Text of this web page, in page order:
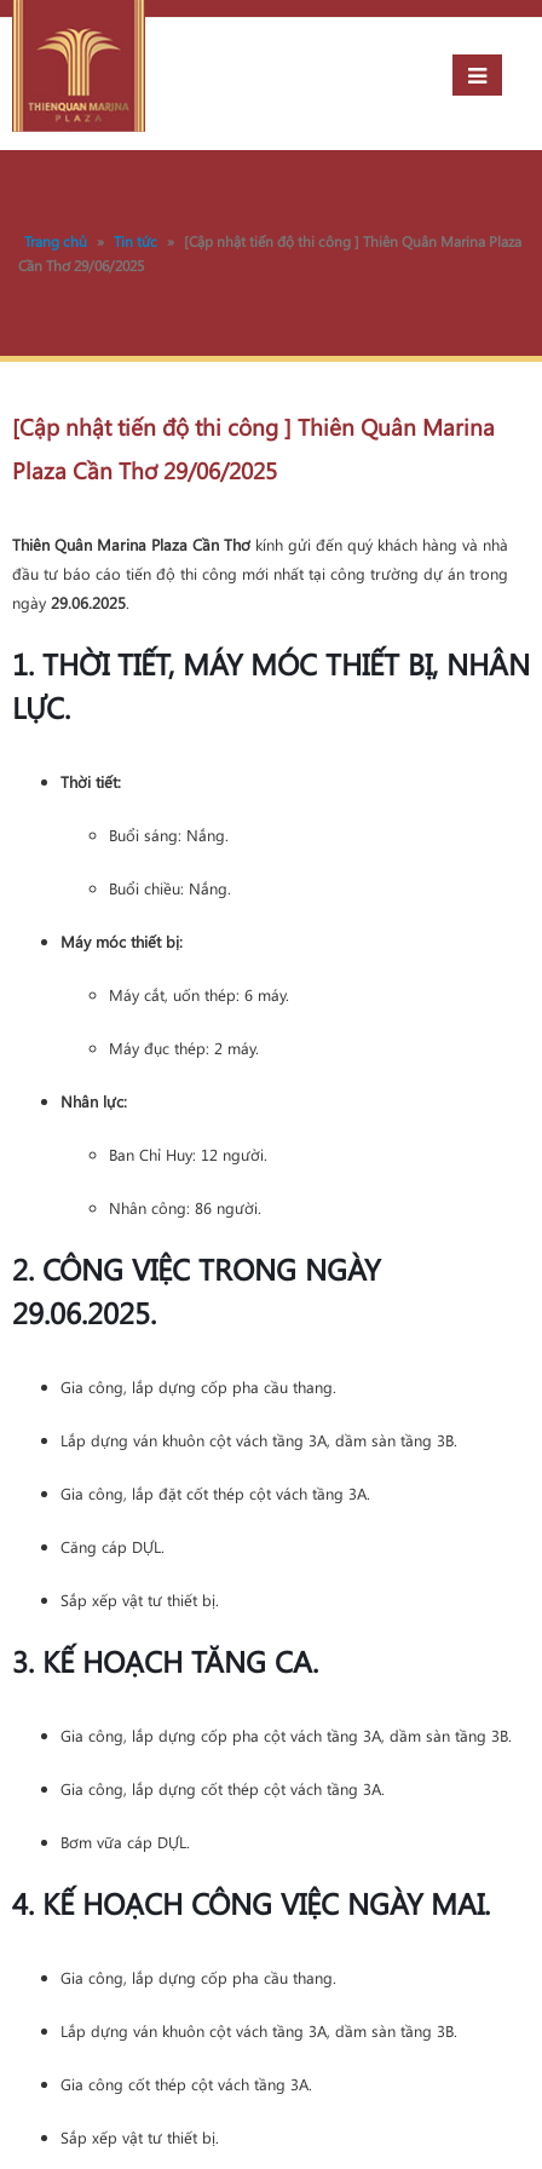
Trang chủ » Tin tức » [Cập nhật tiến độ thi công ] Thiên Quân Marina Plaza
Cần Thơ 29/06/2025
[Cập nhật tiến độ thi công ] Thiên Quân Marina
Plaza Cần Thơ 29/06/2025
Thiên Quân Marina Plaza Cần Thơ kính gửi đến quý khách hàng và nhà
đầu tư báo cáo tiến độ thi công mới nhất tại công trường dự án trong
ngày 29.06.2025.
1. THỜI TIẾT, MÁY MÓC THIẾT BỊ, NHÂN
LỰC.
Thời tiết:
Buổi sáng: Nắng.
Buổi chiều: Nắng.
Máy móc thiết bị:
Máy cắt, uốn thép: 6 máy.
Máy đục thép: 2 máy.
Nhân lực:
Ban Chỉ Huy: 12 người.
Nhân công: 86 người.
2. CÔNG VIỆC TRONG NGÀY
29.06.2025.
Gia công, lắp dựng cốp pha cầu thang.
Lắp dựng ván khuôn cột vách tầng 3A, dầm sàn tầng 3B.
Gia công, lắp đặt cốt thép cột vách tầng 3A.
Căng cáp DỰL.
Sắp xếp vật tư thiết bị.
3. KẾ HOẠCH TĂNG CA.
Gia công, lắp dựng cốp pha cột vách tầng 3A, dầm sàn tầng 3B.
Gia công, lắp dựng cốt thép cột vách tầng 3A.
Bơm vữa cáp DỰL.
4. KẾ HOẠCH CÔNG VIỆC NGÀY MAI.
Gia công, lắp dựng cốp pha cầu thang.
Lắp dựng ván khuôn cột vách tầng 3A, dầm sàn tầng 3B.
Gia công cốt thép cột vách tầng 3A.
Sắp xếp vật tư thiết bị.